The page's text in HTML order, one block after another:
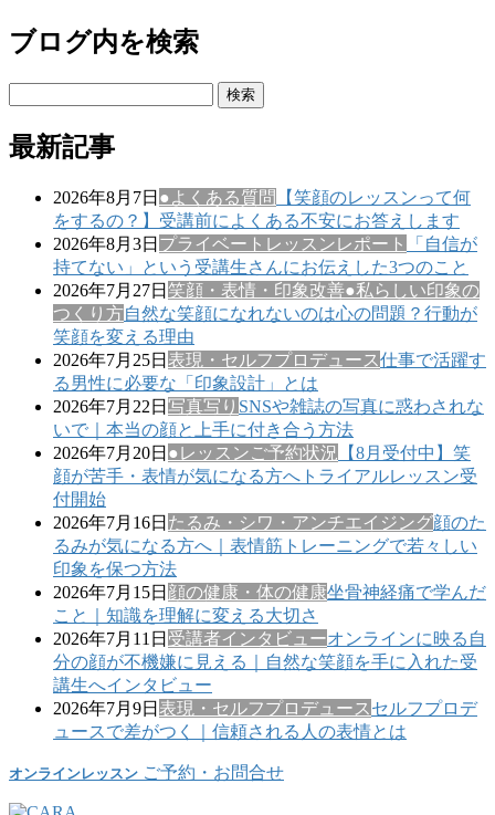
ブログ内を検索
最新記事
2026年8月7日 ●よくある質問
【笑顔のレッスンって何
をするの？】受講前によくある不安にお答えします
2026年8月3日 プライベートレッスンレポート
「自信が
持てない」という受講生さんにお伝えした3つのこと
2026年7月27日 笑顔・表情・印象改善●私らしい印象の
つくり方自然な笑顔になれないのは心の問題？行動が
笑顔を変える理由
2026年7月25日 表現・セルフプロデュース仕事で活躍す
る男性に必要な「印象設計」とは
2026年7月22日 写真写り SNSや雑誌の写真に惑わされな
いで｜本当の顔と上手に付き合う方法
2026年7月20日 ●レッスンご予約状況
【8月受付中】笑
顔が苦手・表情が気になる方へトライアルレッスン受
付開始
2026年7月16日 たるみ・シワ・アンチエイジング顔のた
るみが気になる方へ｜表情筋トレーニングで若々しい
印象を保つ方法
2026年7月15日 顔の健康・体の健康坐骨神経痛で学んだ
こと｜知識を理解に変える大切さ
2026年7月11日 受講者インタビューオンラインに映る自
分の顔が不機嫌に見える｜自然な笑顔を手に入れた受
講生へインタビュー
2026年7月9日 表現・セルフプロデュース セルフプロデ
ュースで差がつく｜信頼される人の表情とは
オンラインレッスン ご予約・お問合せ